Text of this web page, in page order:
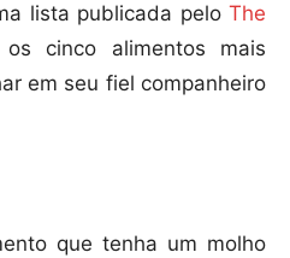
lista publicada pelo The
cinco alimentos mais
em seu fiel companheiro
que tenha um molho